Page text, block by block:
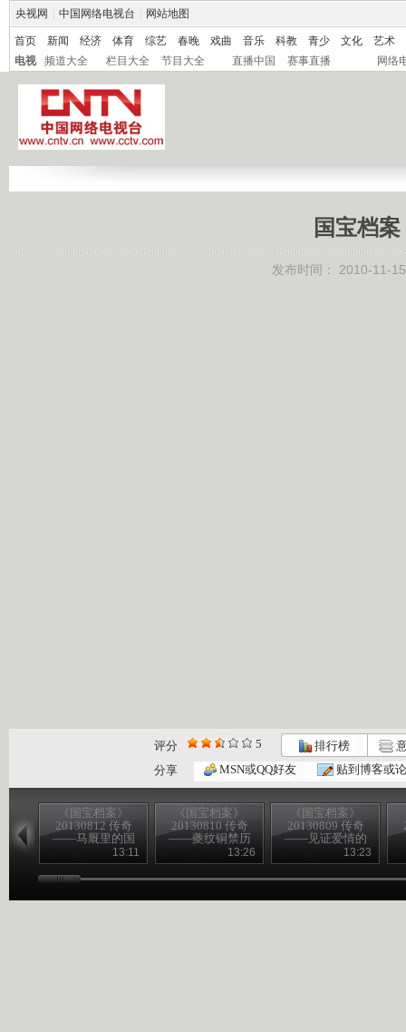
央视网 中国网络电视台 网站地图
首页 新闻 经济 体育 综艺 春晚 戏曲 音乐 科教 青少 文化
艺术
电视
频道大全 栏目大全 节目大全 直播中国 赛事直播 网络
国宝档
发布时间： 2010-11-
评分 5 排行榜
分享
MSN或QQ好友 贴到博客或
《国宝档案》
20130812 传奇
——马厩里的国
13:11
《国宝档案》
20130810 传奇
——夔纹铜禁历
13:26
《国宝档案》
20130809 传奇
——见证爱情的
13:23